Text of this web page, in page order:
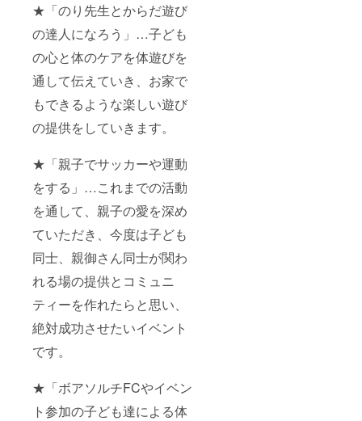
★「のり先生とからだ遊び
の達人になろう」…子ども
の心と体のケアを体遊びを
通して伝えていき、お家で
もできるような楽しい遊び
の提供をしていきます。
★「親子でサッカーや運動
をする」…これまでの活動
を通して、親子の愛を深め
ていただき、今度は子ども
同士、親御さん同士が関わ
れる場の提供とコミュニ
ティーを作れたらと思い、
絶対成功させたいイベント
です。
★「ボアソルチFCやイベン
ト参加の子ども達による体